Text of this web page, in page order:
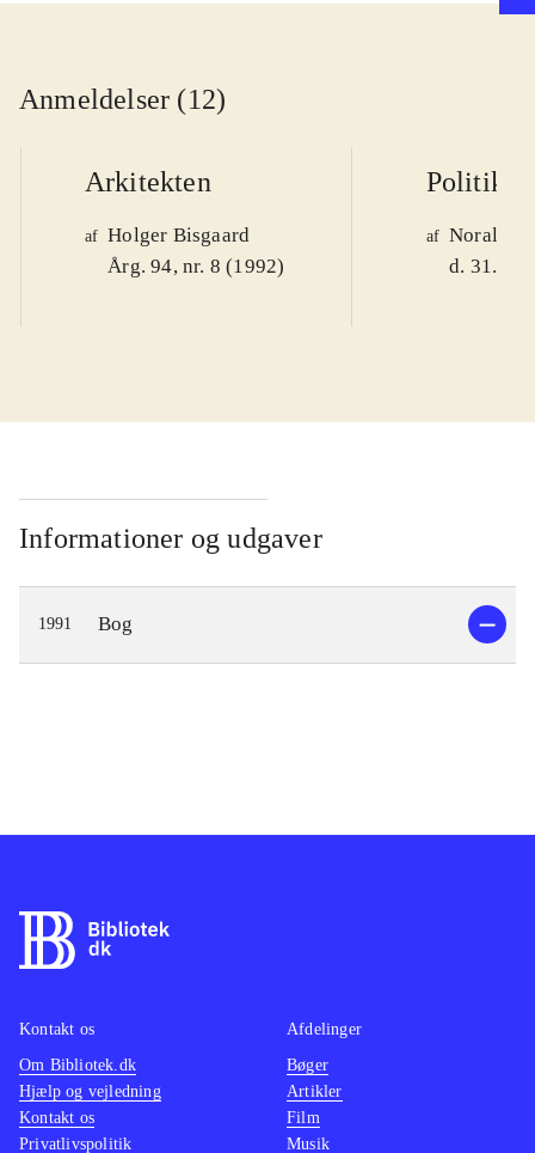
Anmeldelser (12)
Arkitekten
af Holger Bisgaard
Årg. 94, nr. 8 (1992)
Politiken
af Noralv
d. 31.
Informationer og udgaver
1991 Bog
Kontakt os
Om Bibliotek.dk
Hjælp og vejledning
Kontakt os
Privatlivspolitik
Afdelinger
Bøger
Artikler
Film
Musik